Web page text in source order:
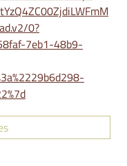
0?
7eb1-48b9-